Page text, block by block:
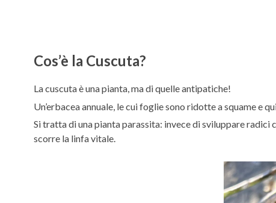
Cos’è la Cuscuta?
La cuscuta è una pianta, ma di quelle antipatiche!
Un’erbacea annuale, le cui foglie sono ridotte a squame e
Si tratta di una pianta parassita: invece di sviluppare
scorre la linfa vitale.